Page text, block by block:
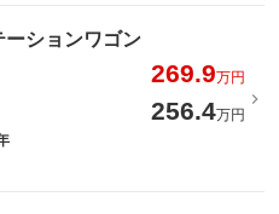
ーションワゴン
269.9万円
256.4万円